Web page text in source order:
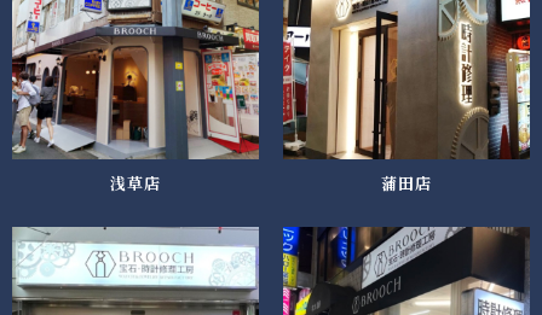
浅草店 蒲田店